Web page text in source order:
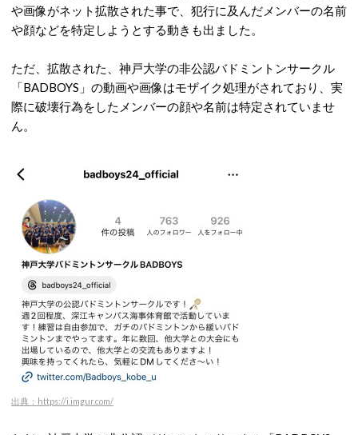
や画像がネット拡散された事で、犯行に及んだメンバーの名前
や顔などを特定しようとする動きも出ました。
ただ、拡散された、神戸大学の非公認バドミントンサークル
「BADBOYS」の動画や画像はモザイク処理がされており、実
際に破壊行為をしたメンバーの顔や名前は特定されていませ
ん。
出典：https://i.imgur.com/